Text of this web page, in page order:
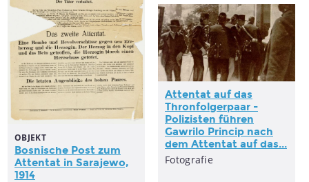
OBJEKT
Bosnische Post zum
Attentat in Sarajewo,
1914
Attentat auf das
Thronfolgerpaar -
Polizisten führen
Gawrilo Princip nach
dem Attentat auf das...
Fotografie